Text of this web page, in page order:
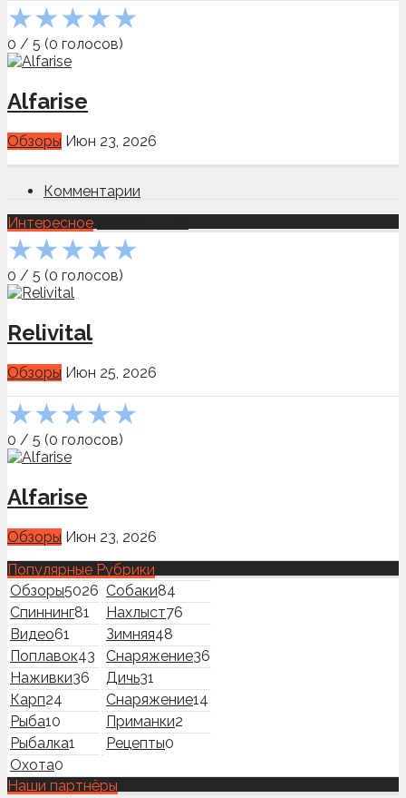
★★★★★
0 / 5 (0 голосов)
Alfarise
Обзоры Июн 23, 2026
Комментарии
Интересное
★★★★★
0 / 5 (0 голосов)
Relivital
Обзоры Июн 25, 2026
★★★★★
0 / 5 (0 голосов)
Alfarise
Обзоры Июн 23, 2026
Популярные Рубрики
Обзоры5026 Собаки84
Спиннинг81 Нахлыст76
Видео61 Зимняя48
Поплавок43 Снаряжение36
Наживки36 Дичь31
Карп24 Снаряжение14
Рыба10 Приманки2
Рыбалка1 Рецепты0
Охота0
Наши партнёры